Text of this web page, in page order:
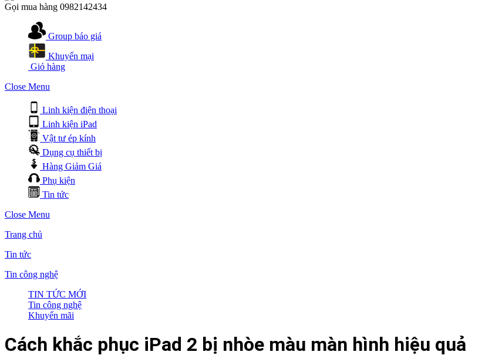
Gọi mua hàng 0982142434
Group báo giá
Khuyến mại
Giỏ hàng
Close Menu
Linh kiện điện thoại
Linh kiện iPad
Vật tư ép kính
Dụng cụ thiết bị
Hàng Giảm Giá
Phụ kiện
Tin tức
Close Menu
Trang chủ
Tin tức
Tin công nghệ
TIN TỨC MỚI
Tin công nghệ
Khuyến mãi
Cách khắc phục iPad 2 bị nhòe màu màn hình hiệu quả